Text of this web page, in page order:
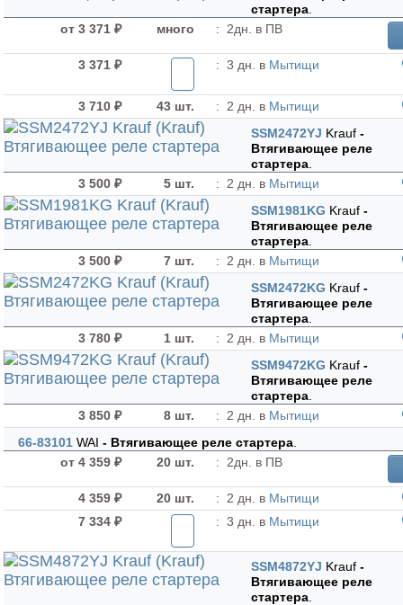
стартера
от 3 371 ₽
много : 2дн. в ПВ
3 371 ₽ : 3 дн. в Мытищи
3 710 ₽ 43 шт. : 2 дн. в Мытищи
SSM2472YJ Krauf -
Втягивающее реле
стартера.
3 500 ₽
5 шт. : 2 дн. в Мытищи
SSM1981KG Krauf -
Втягивающее реле
стартера.
3 500 ₽
7 шт. : 2 дн. в Мытищи
SSM2472KG Krauf -
Втягивающее реле
стартера.
3 780 ₽
1 шт. : 2 дн. в Мытищи
SSM9472KG Krauf -
Втягивающее реле
стартера.
3 850 ₽
8 шт. : 2 дн. в Мытищи
66-83101 WAI - Втягивающее реле стартера
от 4 359 ₽
20 шт. : 2дн. в ПВ
4 359 ₽ 20 шт. : 2 дн. в Мытищи
7 334 ₽
: 3 дн. в Мытищи
SSM4872YJ Krauf -
Втягивающее реле
стартера.